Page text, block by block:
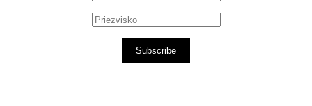
Subscribe